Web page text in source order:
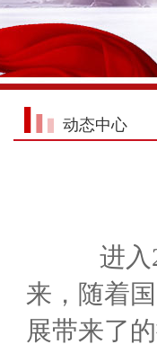
动态中心
进入21
来，随着
展带来了